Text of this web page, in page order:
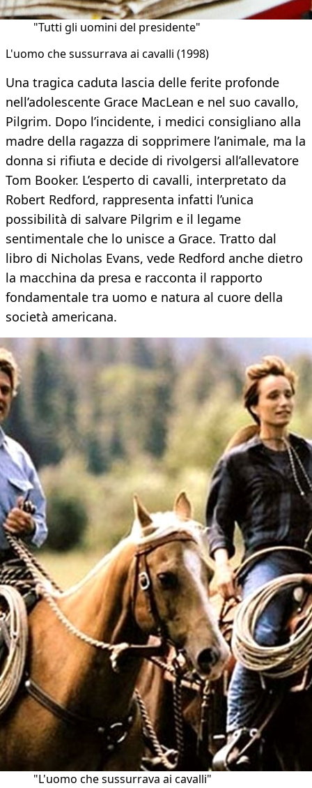
"Tutti gli uomini del presidente"
L'uomo che sussurrava ai cavalli (1998)
Una tragica caduta lascia delle ferite profonde
nell’adolescente Grace MacLean e nel suo cavallo,
Pilgrim. Dopo l’incidente, i medici consigliano alla
madre della ragazza di sopprimere l’animale, ma la
donna si rifiuta e decide di rivolgersi all’allevatore
Tom Booker. L’esperto di cavalli, interpretato da
Robert Redford, rappresenta infatti l’unica
possibilità di salvare Pilgrim e il legame
sentimentale che lo unisce a Grace. Tratto dal
libro di Nicholas Evans, vede Redford anche dietro
la macchina da presa e racconta il rapporto
fondamentale tra uomo e natura al cuore della
società americana.
"L'uomo che sussurrava ai cavalli"